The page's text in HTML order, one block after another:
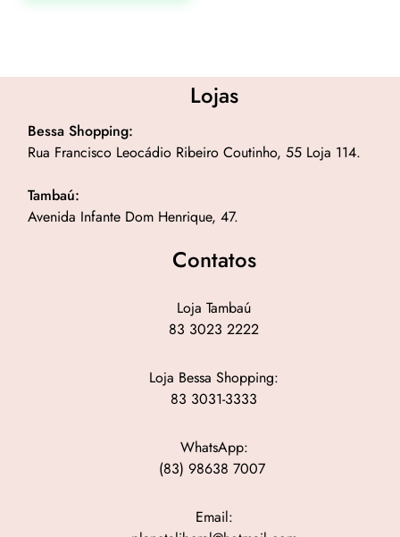
Lojas
Bessa Shopping:
Rua Francisco Leocádio Ribeiro Coutinho, 55 Loja 114.
Tambaú:
Avenida Infante Dom Henrique, 47.
Contatos
Loja Tambaú
83 3023 2222
Loja Bessa Shopping:
83 3031-3333
WhatsApp:
(83) 98638 7007
Email: